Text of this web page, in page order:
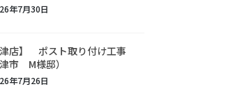
年7月30日
津店】 ポスト取り付け工事
津市 M様邸）
年7月26日